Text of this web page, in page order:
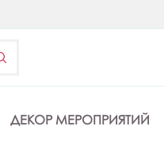
ДЕКОР МЕРОПРИЯТИЙ